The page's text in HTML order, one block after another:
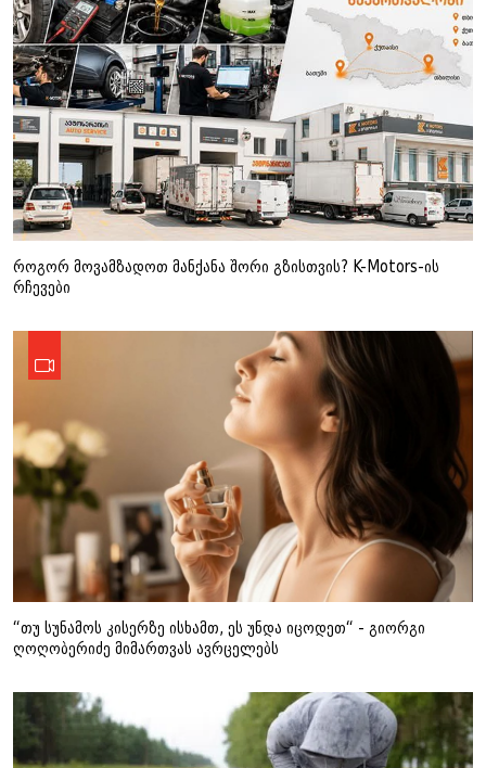
როგორ მოვამზადოთ მანქანა შორი გზისთვის? K-Motors-ის
რჩევები
“თუ სუნამოს კისერზე ისხამთ, ეს უნდა იცოდეთ“ - გიორგი
ღოღობერიძე მიმართვას ავრცელებს